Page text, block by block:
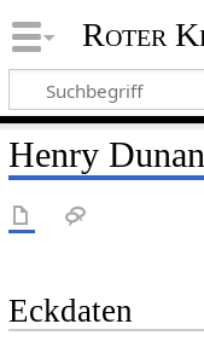
Roter
Henry
Eckdaten